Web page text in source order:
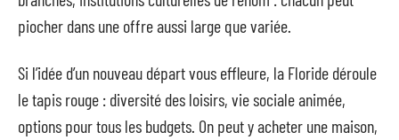
piocher dans une offre aussi large que variée.
Si l’idée d’un nouveau départ vous effleure, la Floride déroule
le tapis rouge : diversité des loisirs, vie sociale animée,
options pour tous les budgets. On peut y acheter une maison,